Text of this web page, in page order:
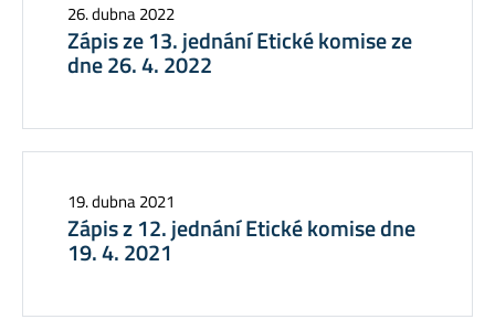
26. dubna 2022
Zápis ze 13. jednání Etické komise ze
dne 26. 4. 2022
19. dubna 2021
Zápis z 12. jednání Etické komise dne
19. 4. 2021